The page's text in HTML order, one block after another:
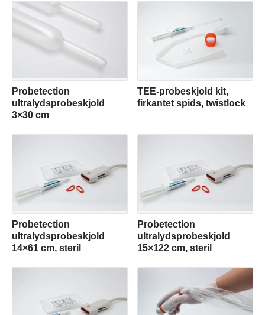
Probetection
ultralydsprobeskjold
3×30 cm
TEE-probeskjold kit,
firkantet spids, twistlock
Probetection
ultralydsprobeskjold
14×61 cm, steril
Probetection
ultralydsprobeskjold
15×122 cm, steril